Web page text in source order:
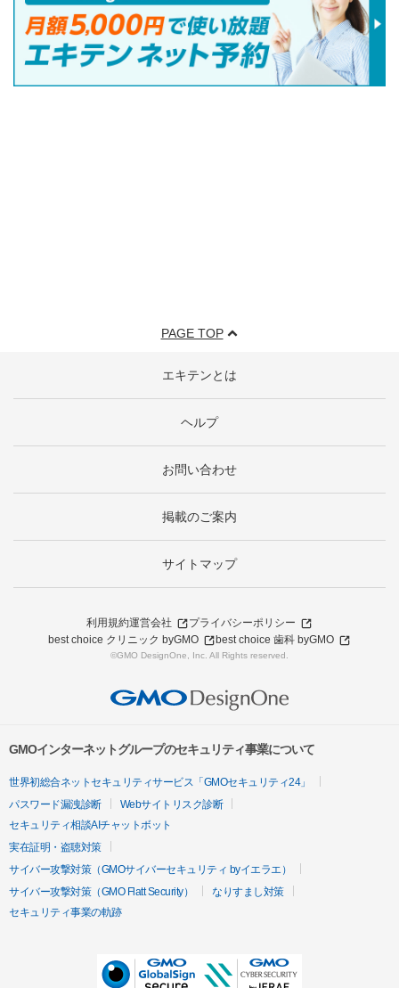
PAGE TOP
エキテンとは
ヘルプ
お問い合わせ
掲載のご案内
サイトマップ
利用規約運営会社
プライバシーポリシー
best choice クリニック byGMO
best choice 歯科 byGMO
©GMO DesignOne, Inc. All Rights reserved.
GMOインターネットグループのセキュリティ事業について
世界初総合ネットセキュリティサービス「GMOセキュリティ24」
パスワード漏洩診断
Webサイトリスク診断
セキュリティ相談AIチャットボット
実在証明・盗聴対策
サイバー攻撃対策（GMOサイバーセキュリティ byイエラエ）
サイバー攻撃対策（GMO Flatt Security）
なりすまし対策
セキュリティ事業の軌跡